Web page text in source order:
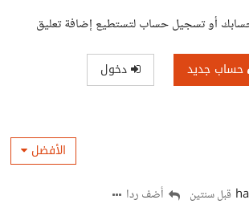
أو تسجيل حساب لتستطيع إضافة تعليق
حساب جديد دخول
الأفضل
قبل سنتين أضف ردا